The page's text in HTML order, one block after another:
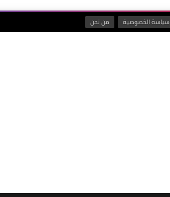
سياسة الخصوصية من نحن